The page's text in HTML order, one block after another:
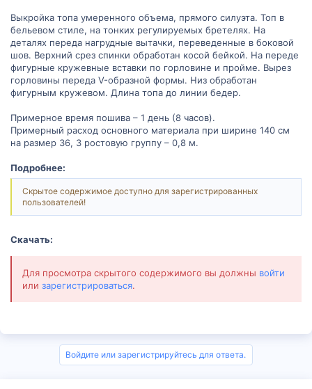
Выкройка топа умеренного объема, прямого силуэта. Топ в
бельевом стиле, на тонких регулируемых бретелях. На
деталях переда нагрудные вытачки, переведенные в боковой
шов. Верхний срез спинки обработан косой бейкой. На переде
фигурные кружевные вставки по горловине и пройме. Вырез
горловины переда V-образной формы. Низ обработан
фигурным кружевом. Длина топа до линии бедер.
Примерное время пошива – 1 день (8 часов).
Примерный расход основного материала при ширине 140 см
на размер 36, 3 ростовую группу – 0,8 м.
Подробнее:
Скрытое содержимое доступно для зарегистрированных
пользователей!
Скачать:
Для просмотра скрытого содержимого вы должны войти
или зарегистрироваться.
Войдите или зарегистрируйтесь для ответа.